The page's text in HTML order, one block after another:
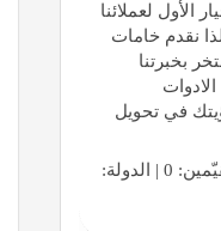
لعملائنا
نقدم خامات
بخبرتنا
في تحويل